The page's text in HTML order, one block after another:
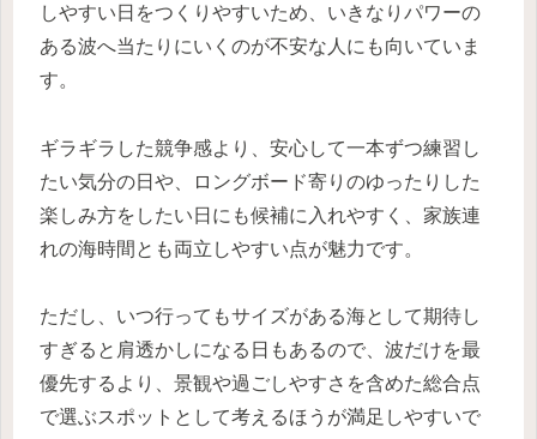
しやすい日をつくりやすいため、いきなりパワーの
ある波へ当たりにいくのが不安な人にも向いていま
す。
ギラギラした競争感より、安心して一本ずつ練習し
たい気分の日や、ロングボード寄りのゆったりした
楽しみ方をしたい日にも候補に入れやすく、家族連
れの海時間とも両立しやすい点が魅力です。
ただし、いつ行ってもサイズがある海として期待し
すぎると肩透かしになる日もあるので、波だけを最
優先するより、景観や過ごしやすさを含めた総合点
で選ぶスポットとして考えるほうが満足しやすいで